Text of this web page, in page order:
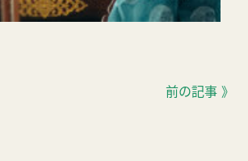
前の記事 》